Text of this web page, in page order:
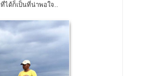
ด้ก็เป็นที่น่าพอใจ..